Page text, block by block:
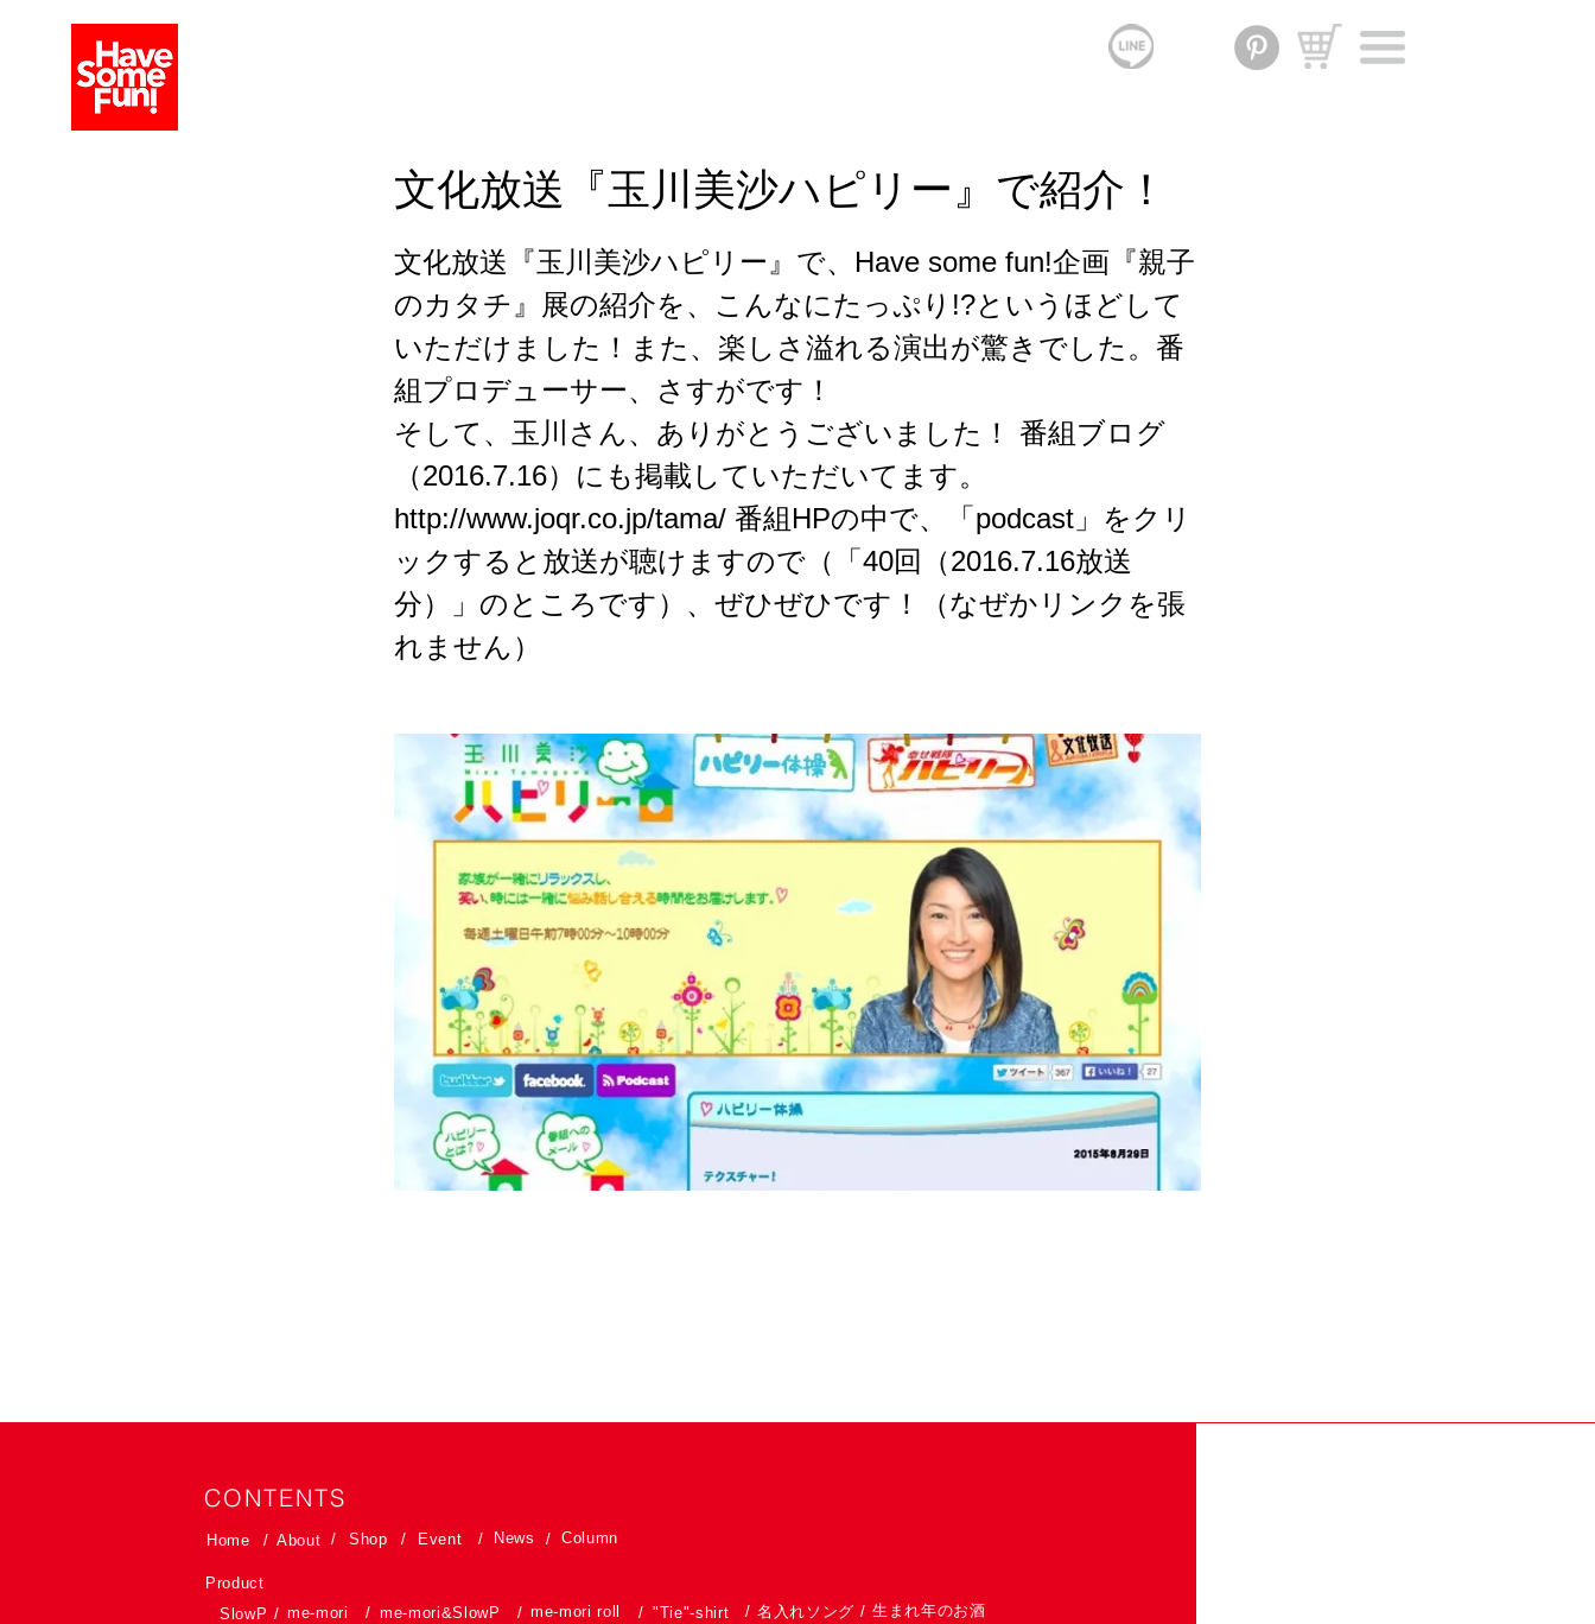
文化放送『玉川美沙ハピリー』で紹介！
文化放送『玉川美沙ハピリー』で、Have some fun!企画『親子
のカタチ』展の紹介を、こんなにたっぷり!?というほどして
いただけました！また、楽しさ溢れる演出が驚きでした。番
組プロデューサー、さすがです！
そして、玉川さん、ありがとうございました！ 番組ブログ
（2016.7.16）にも掲載していただいてます。
http://www.joqr.co.jp/tama/ 番組HPの中で、「podcast」をクリ
ックすると放送が聴けますので（「40回（2016.7.16放送
分）」のところです）、ぜひぜひです！（なぜかリンクを張
れません）
CONTENTS
Home Shop Event
About
/ / / / News / Column
Product
SlowP
me-mori roll
me-mori
/ / / /
"Tie"-shirt
/ 生まれ年のお酒
me-mori&SlowP /
名入れソング